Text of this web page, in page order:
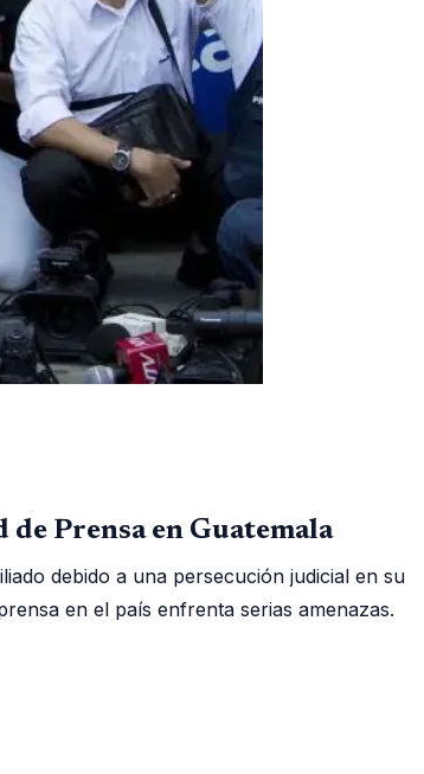
Prensa en Guatemala
debido a una persecución judicial en su
en el país enfrenta serias amenazas.